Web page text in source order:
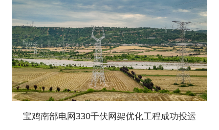
宝鸡南部电网330千伏网架优化工程成功投运